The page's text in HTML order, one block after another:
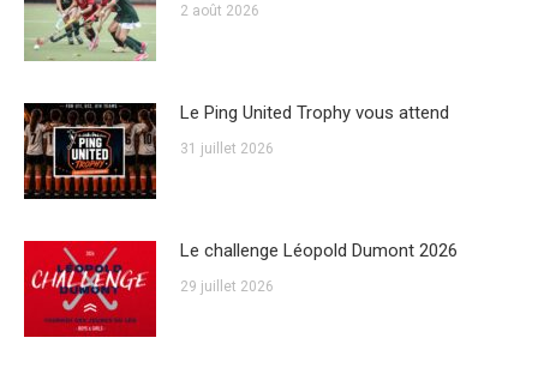
2 août 2026
Le Ping United Trophy vous attend
31 juillet 2026
Le challenge Léopold Dumont 2026
29 juillet 2026